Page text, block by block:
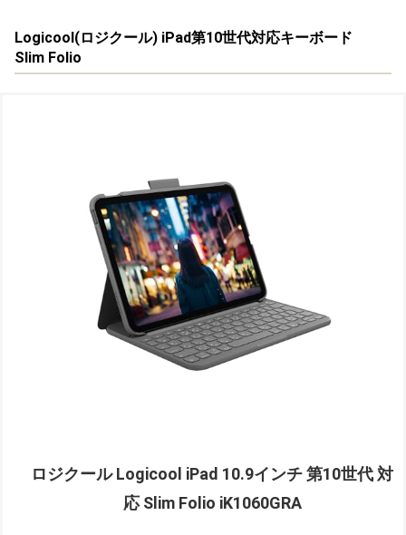
Logicool(ロジクール) iPad第10世代対応キーボード
Slim Folio
ロジクール Logicool iPad 10.9インチ 第10世代 対
応 Slim Folio iK1060GRA